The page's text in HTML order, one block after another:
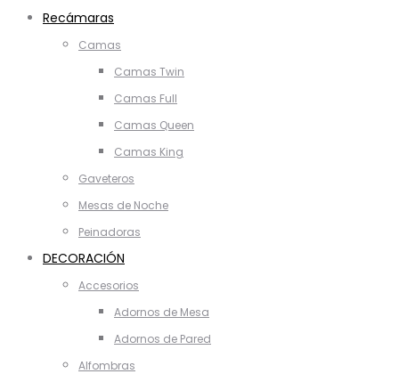
Recámaras
Camas
Camas Twin
Camas Full
Camas Queen
Camas King
Gaveteros
Mesas de Noche
Peinadoras
DECORACIÓN
Accesorios
Adornos de Mesa
Adornos de Pared
Alfombras